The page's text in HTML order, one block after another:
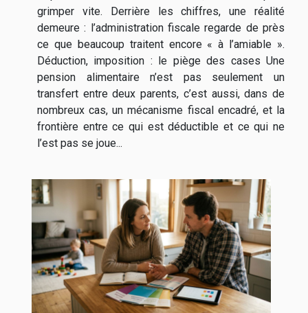
grimper vite. Derrière les chiffres, une réalité
demeure : l’administration fiscale regarde de près
ce que beaucoup traitent encore « à l’amiable ».
Déduction, imposition : le piège des cases Une
pension alimentaire n’est pas seulement un
transfert entre deux parents, c’est aussi, dans de
nombreux cas, un mécanisme fiscal encadré, et la
frontière entre ce qui est déductible et ce qui ne
l’est pas se joue...